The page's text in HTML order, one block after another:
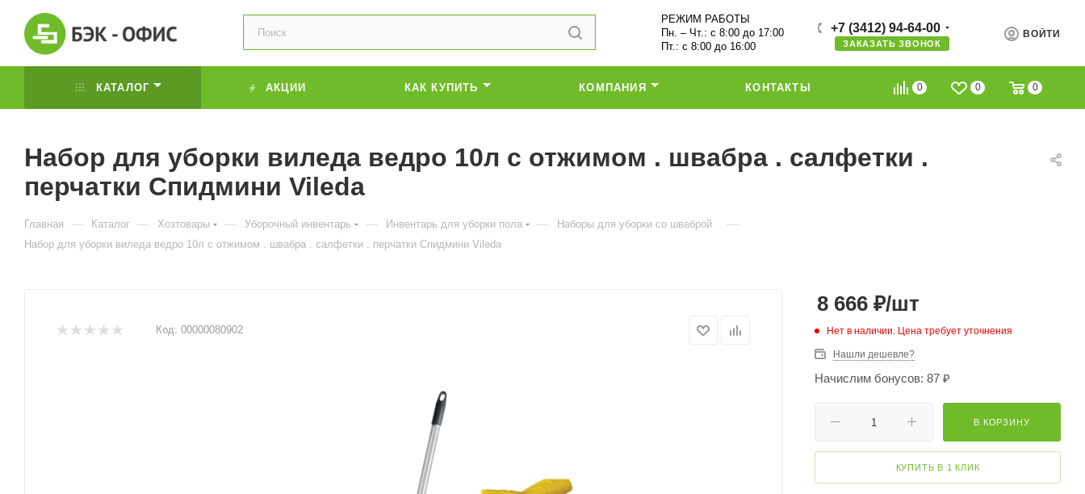
ВОЙТИ
РЕЖИМ РАБОТЫ
Пн. – Чт.: с 8:00 до 17:00
Пт.: с 8:00 до 16:00
+7 (3412) 94-64-00
ЗАКАЗАТЬ ЗВОНОК
0 0 0
КАТАЛОГ АКЦИИ КАК КУПИТЬ КОМПАНИЯ КОНТАКТЫ
Набор для уборки виледа ведро 10л с отжимом . швабра . салфетки .
перчатки Спидмини Vileda
Главная — Каталог — Хозтовары — Уборочный инвентарь — Инвентарь для уборки пола — Наборы для уборки со шваброй —
Набор для уборки виледа ведро 10л с отжимом . швабра . салфетки . перчатки Спидмини Vileda
Код: 00000080902
8 666 ₽/шт
Нет в наличии. Цена требует уточнения
Нашли дешевле?
Начислим бонусов: 87 ₽
В КОРЗИНУ
КУПИТЬ В 1 КЛИК